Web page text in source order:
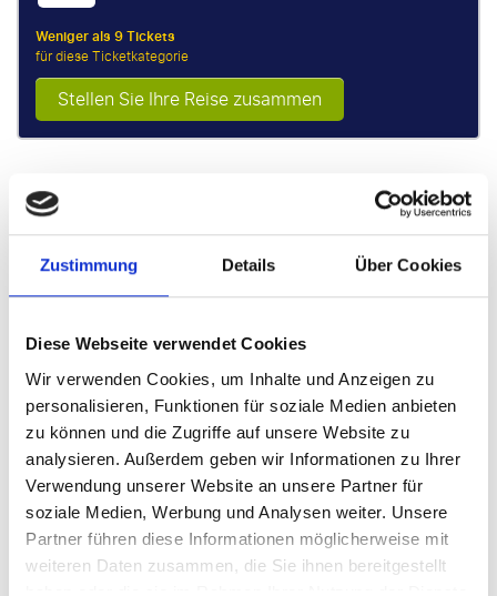
Zustimmung Details Über Cookies
Diese Webseite verwendet Cookies
Wir verwenden Cookies, um Inhalte und Anzeigen zu
personalisieren, Funktionen für soziale Medien anbieten
zu können und die Zugriffe auf unsere Website zu
analysieren. Außerdem geben wir Informationen zu Ihrer
Verwendung unserer Website an unsere Partner für
soziale Medien, Werbung und Analysen weiter. Unsere
Partner führen diese Informationen möglicherweise mit
weiteren Daten zusammen, die Sie ihnen bereitgestellt
Weniger als 9 Tickets
für diese Ticketkategorie
Stellen Sie Ihre Reise zusammen
Empfohlene Pakete
P.P. AB
€ 559 p.P.